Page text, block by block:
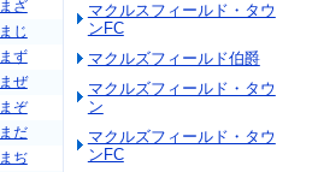
まざ
まじ
まず
まぜ
まぞ
まだ
まぢ
マクルスフィールド・タウ
ンFC
マクルズフィールド伯爵
マクルズフィールド・タウ
ン
マクルズフィールド・タウ
ンFC